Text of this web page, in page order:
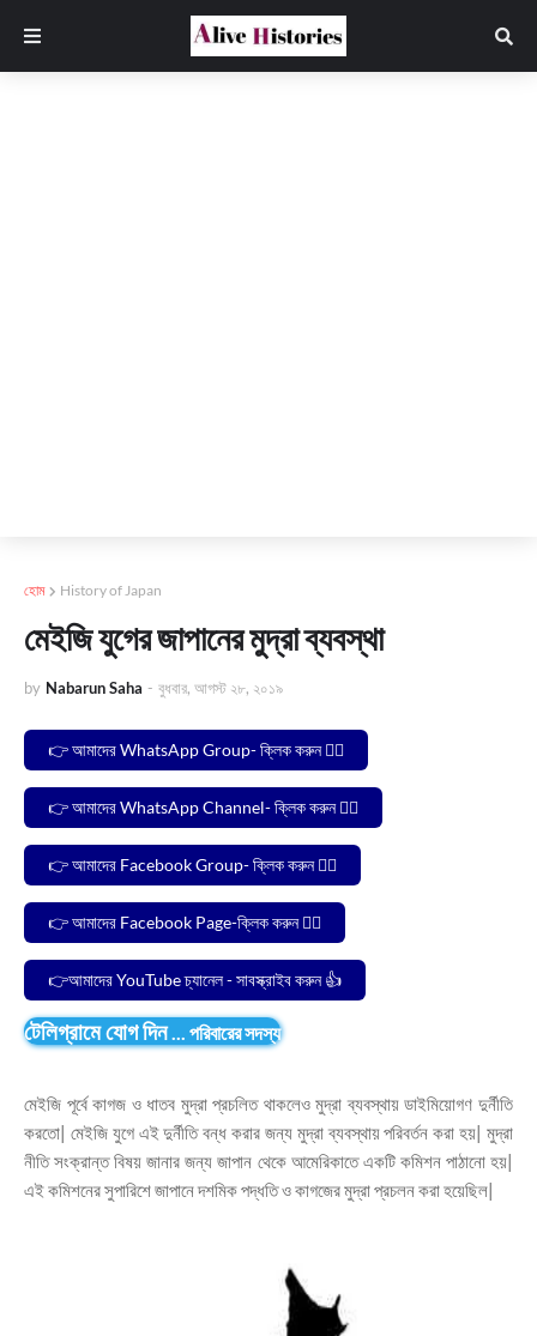
হোম History of Japan
মেইজি যুগের জাপানের মুদ্রা ব্যবস্থা
by Nabarun Saha - বুধবার, আগস্ট ২৮, ২০১৯
👉 আমাদের WhatsApp Group- ক্লিক করুন 🙋‍♂️
👉 আমাদের WhatsApp Channel- ক্লিক করুন 🙋‍♂️
👉 আমাদের Facebook Group- ক্লিক করুন 🙋‍♂️
👉 আমাদের Facebook Page-ক্লিক করুন 🙋‍♂️
👉আমাদের YouTube চ্যানেল - সাবস্ক্রাইব করুন 👍
টেলিগ্রামে যোগ দিন... পরিবারের সদস্য
মেইজি পূর্বে কাগজ ও ধাতব মুদ্রা প্রচলিত থাকলেও মুদ্রা ব্যবস্থায় ডাইমিয়োগণ দুর্নীতি
করতো| মেইজি যুগে এই দুর্নীতি বন্ধ করার জন্য মুদ্রা ব্যবস্থায় পরিবর্তন করা হয়| মুদ্রা
নীতি সংক্রান্ত বিষয় জানার জন্য জাপান থেকে আমেরিকাতে একটি কমিশন পাঠানো হয়|
এই কমিশনের সুপারিশে জাপানে দশমিক পদ্ধতি ও কাগজের মুদ্রা প্রচলন করা হয়েছিল|